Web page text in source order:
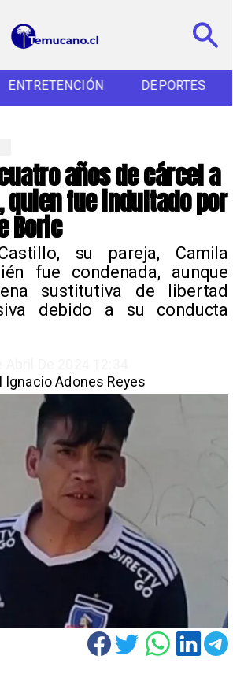
ENTRETENCIÓN DEPORTES
años de cárcel a
quien fue indultado por
Boric
su pareja, Camila
fue condenada, aunque
sustitutiva de libertad
debido a su conducta
Ignacio Adones Reyes